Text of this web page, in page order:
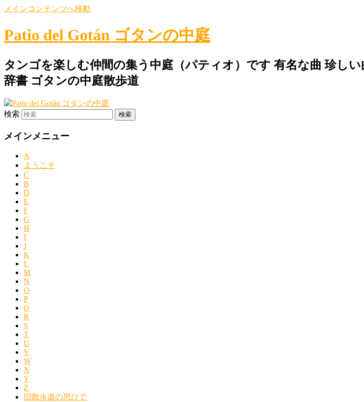
メインコンテンツへ移動
Patio del Gotán ゴタンの中庭
タンゴを楽しむ仲間の集う中庭（パティオ）です 有名な曲 珍し
辞書 ゴタンの中庭散歩道
検索
メインメニュー
A
ようこそ
C
B
D
E
F
G
H
I
J
K
L
M
N
O
P
Q
R
S
T
U
V
W
X
Y
Z
旧散歩道の思ひで